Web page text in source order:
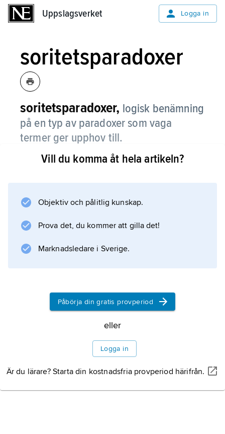
Uppslagsverket Logga in
soritetsparadoxer
soritetsparadoxer, logisk benämning
på en typ av paradoxer som vaga
termer ger upphov till.
Ett typexempel, som diskuterades redan
samling av n sandkorn utgör en sandhög, så
sandhög (en sandhög upphör inte att vara en
sandhög när man avlägsnar ett sandkorn).
Alltså
Information om artikeln
Vill du komma åt hela artikeln?
Objektiv och pålitlig kunskap.
Prova det, du kommer att gilla det!
Marknadsledare i Sverige.
Påbörja din gratis provperiod
eller
Logga in
Är du lärare? Starta din kostnadsfria provperiod härifrån.